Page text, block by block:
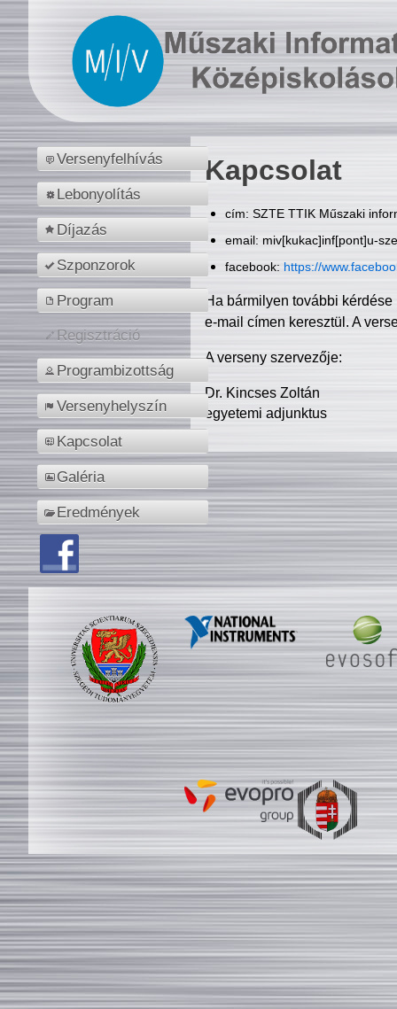
Versenyfelhívás
Lebonyolítás
Díjazás
Szponzorok
Program
Regisztráció
Programbizottság
Versenyhelyszín
Kapcsolat
Galéria
Eredmények
Kapcsolat
cím: SZTE TTIK Műszaki
email: miv[kukac]inf[pont]u-
facebook: https://
Ha bármilyen további
e-mail címen keresztül. A
A verseny szervezője:
Dr. Kincses Zoltán
egyetemi adjunktus